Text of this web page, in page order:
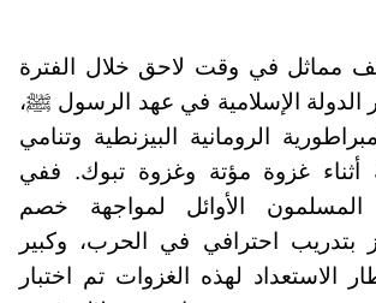
مماثل في وقت لاحق خلال الفترة
الدولة الإسلامية في عهد الرسول ﷺ،
الرومانية البيزنطية وتنامي
أثناء غزوة مؤتة وغزوة تبوك. ففي
المسلمون الأوائل لمواجهة خصم
احترافي في الحرب، وكبير
الاستعداد لهذه الغزوات تم اختبار